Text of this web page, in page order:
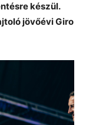
készül.
jövőévi Giro